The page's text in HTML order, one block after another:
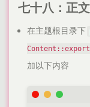
七十八：正
在主题根目录下
加以下内容